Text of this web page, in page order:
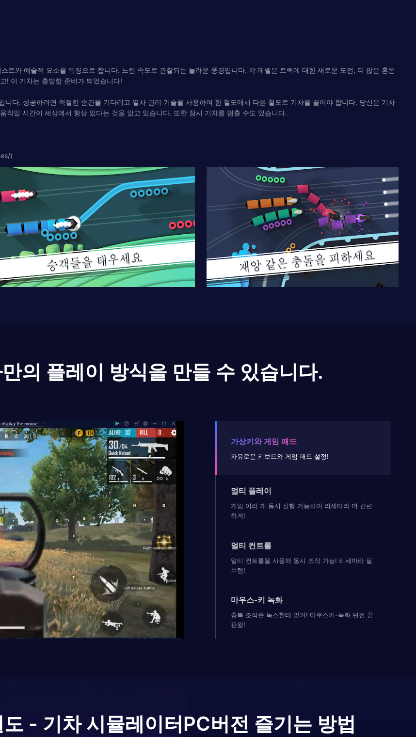
트와 예술적 요소를 특징으로 합니다. 느린 속도로 관찰되는 놀라운 풍경입니다. 각 레벨은 트랙에 대한 새로운 도전, 더 많은 혼돈
! 이 기차는 출발할 준비가 되었습니다!
다. 성공하려면 적절한 순간을 기다리고 열차 관리 기술을 사용하여 한 철도에서 다른 철도로 기차를 끌어야 합니다. 당신은 기차
직일 시간이 세상에서 항상 있다는 것을 알고 있습니다. 또한 잠시 기차를 멈출 수도 있습니다.
)
의 플레이 방식을 만들 수 있습니다.
가상키와 게임 패드
자유로운 키보드와 게임 패드 설정!
멀티 플레이
게임 여러 개 동시 실행 가능하며 리세마라 더 간편
하게!
멀티 컨트롤
멀티 컨트롤을 사용해 동시 조작 가능! 리세마라 필
수템!
마우스-키 녹화
중복 조작은 녹스한테 맡겨! 마우스키-녹화 던전 끝
판왕!
도 - 기차 시뮬레이터PC버전 즐기는 방법